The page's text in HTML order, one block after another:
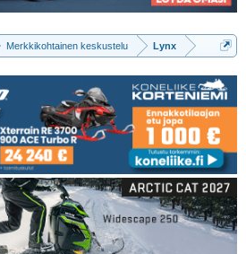
Merkkikohtainen keskustelu Lynx